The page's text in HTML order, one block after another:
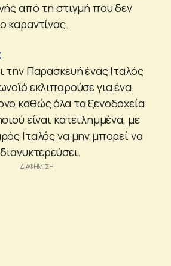
από τη στιγμή που δεν
καραντίνας.
την Παρασκευή ένας Ιταλός
εκλιπαρούσε για ένα
καθώς όλα τα ξενοδοχεία
είναι κατειλημμένα, με
Ιταλός να μην μπορεί να